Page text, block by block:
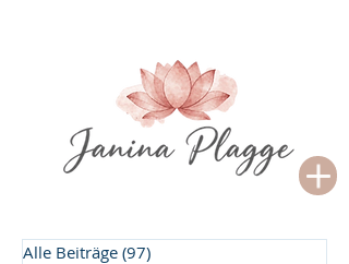
Alle Beiträge (97)